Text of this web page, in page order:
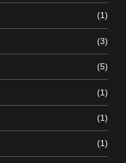
(1)
(3)
(5)
(1)
(1)
(1)